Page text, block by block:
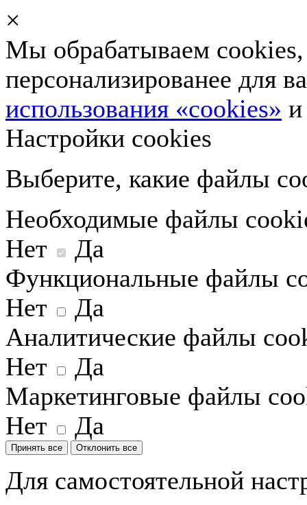
×
Мы обрабатываем cookies,
персонализированее для
использования «cookies»
Настройки cookies
Выберите, какие файлы
Необходимые файлы
Нет
Да
Функциональные файлы
Нет
Да
Аналитические файлы
Нет
Да
Маркетинговые файлы
Нет
Да
Принять все Отклонить все
Для самостоятельной